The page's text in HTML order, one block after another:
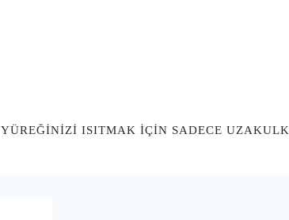
YÜREĞİNİZİ ISITMAK İÇİN SADECE